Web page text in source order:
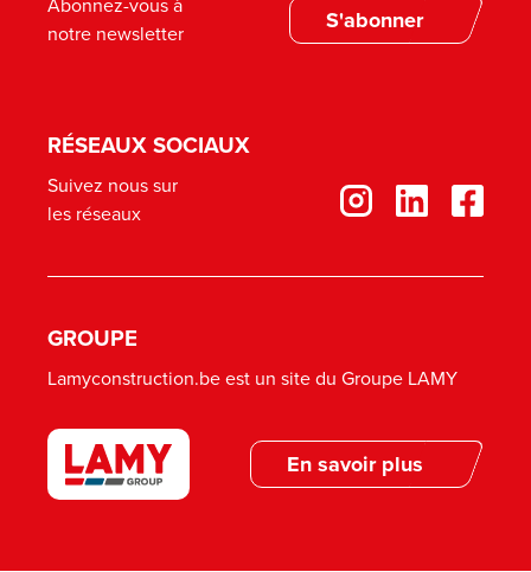
Abonnez-vous à
notre newsletter
S'abonner
RÉSEAUX SOCIAUX
Suivez nous sur
les réseaux
GROUPE
Lamyconstruction.be est un site du Groupe LAMY
En savoir plus